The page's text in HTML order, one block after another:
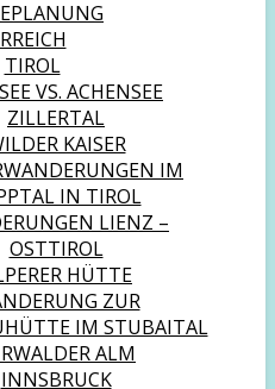
TIROL
VS. ACHENSEE
ZILLERTAL
KAISER
IM
IN TIROL
LIENZ –
OSTTIROL
HÜTTE
ZUR
IM STUBAITAL
ALM
INNSBRUCK